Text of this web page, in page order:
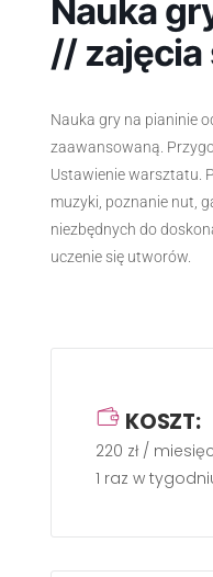
Nauka
// zajęcia
Nauka gry na pianinie
zaawansowaną.
Ustawienie warsztatu.
muzyki, poznanie nut,
niezbędnych do
uczenie się utworów.
KOSZT:
220 zł /
1 raz w